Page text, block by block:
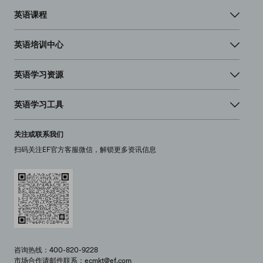
英语课程
英语培训中心
英语学习资源
英语学习工具
关注或联系我们
扫码关注EF官方客服微信，解锁更多资讯信息
咨询热线：400-820-9228
市场合作请邮件联系：ecmkt@ef.com